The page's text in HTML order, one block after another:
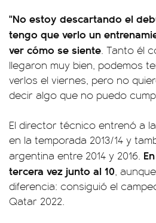
"No estoy descartando el
tengo que verlo un
ver cómo se siente. Tanto él
llegaron muy bien, podemos
verlos el viernes, pero no
decir algo que no puedo
El director técnico entrenó a
en la temporada 2013/14 y
argentina entre 2014 y 2016.
tercera vez junto al 10,
diferencia: consiguió el
Qatar 2022.